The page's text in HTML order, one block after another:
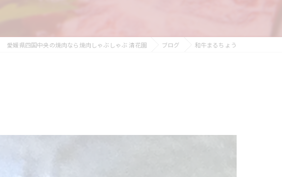
愛媛県四国中央の焼肉なら焼肉しゃぶしゃぶ 清花園 ブログ 和牛まるちょう